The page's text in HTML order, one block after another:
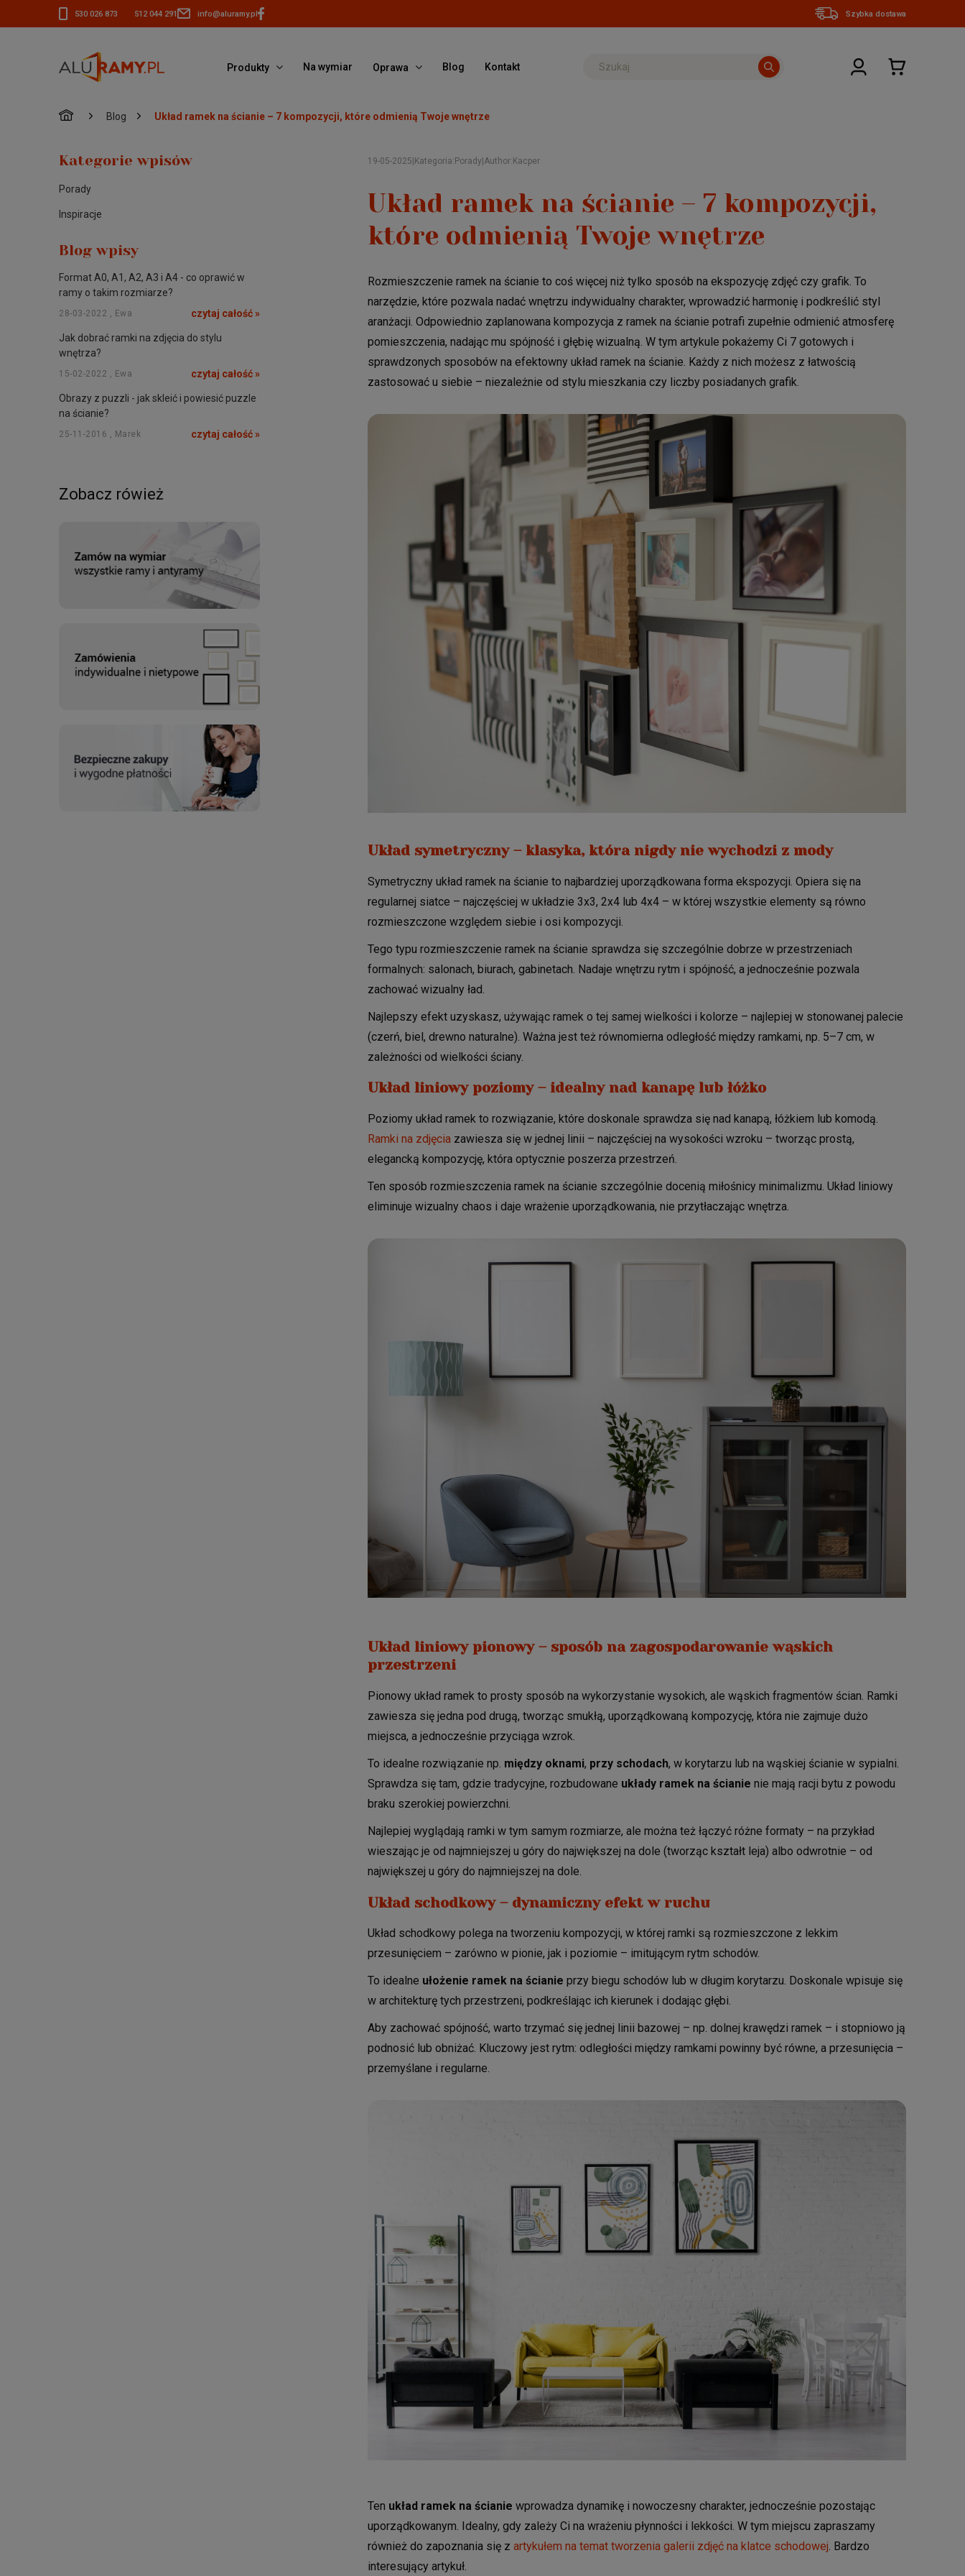
530 026 873 512 044 291 info@aluramy.pl Szybka dostawa
Produkty Na wymiar Oprawa Blog Kontakt
» Blog » Układ ramek na ścianie – 7 kompozycji, które odmienią Twoje wnętrze
Kategorie wpisów
Porady
Inspiracje
Blog wpisy
Format A0, A1, A2, A3 i A4 - co oprawić w
ramy o takim rozmiarze?
28-03-2022 , Ewa czytaj całość »
Jak dobrać ramki na zdjęcia do stylu
wnętrza?
15-02-2022 , Ewa czytaj całość »
Obrazy z puzzli - jak skleić i powiesić puzzle
na ścianie?
25-11-2016 , Marek czytaj całość »
Zobacz rówież
19-05-2025 Kategoria: Porady Author: Kacper
Układ ramek na ścianie – 7 kompozycji,
które odmienią Twoje wnętrze
Rozmieszczenie ramek na ścianie to coś więcej niż tylko sposób na ekspozycję zdjęć czy grafik. To
narzędzie, które pozwala nadać wnętrzu indywidualny charakter, wprowadzić harmonię i podkreślić styl
aranżacji. Odpowiednio zaplanowana kompozycja z ramek na ścianie potrafi zupełnie odmienić atmosferę
pomieszczenia, nadając mu spójność i głębię wizualną. W tym artykule pokażemy Ci 7 gotowych i
sprawdzonych sposobów na efektowny układ ramek na ścianie. Każdy z nich możesz z łatwością
zastosować u siebie – niezależnie od stylu mieszkania czy liczby posiadanych grafik.
Układ symetryczny – klasyka, która nigdy nie wychodzi z mody
Symetryczny układ ramek na ścianie to najbardziej uporządkowana forma ekspozycji. Opiera się na
regularnej siatce – najczęściej w układzie 3x3, 2x4 lub 4x4 – w której wszystkie elementy są równo
rozmieszczone względem siebie i osi kompozycji.
Tego typu rozmieszczenie ramek na ścianie sprawdza się szczególnie dobrze w przestrzeniach
formalnych: salonach, biurach, gabinetach. Nadaje wnętrzu rytm i spójność, a jednocześnie pozwala
zachować wizualny ład.
Najlepszy efekt uzyskasz, używając ramek o tej samej wielkości i kolorze – najlepiej w stonowanej palecie
(czerń, biel, drewno naturalne). Ważna jest też równomierna odległość między ramkami, np. 5–7 cm, w
zależności od wielkości ściany.
Układ liniowy poziomy – idealny nad kanapę lub łóżko
Poziomy układ ramek to rozwiązanie, które doskonale sprawdza się nad kanapą, łóżkiem lub komodą.
Ramki na zdjęcia zawiesza się w jednej linii – najczęściej na wysokości wzroku – tworząc prostą,
elegancką kompozycję, która optycznie poszerza przestrzeń.
Ten sposób rozmieszczenia ramek na ścianie szczególnie docenią miłośnicy minimalizmu. Układ liniowy
eliminuje wizualny chaos i daje wrażenie uporządkowania, nie przytłaczając wnętrza.
Układ liniowy pionowy – sposób na zagospodarowanie wąskich
przestrzeni
Pionowy układ ramek to prosty sposób na wykorzystanie wysokich, ale wąskich fragmentów ścian. Ramki
zawiesza się jedna pod drugą, tworząc smukłą, uporządkowaną kompozycję, która nie zajmuje dużo
miejsca, a jednocześnie przyciąga wzrok.
To idealne rozwiązanie np. między oknami, przy schodach, w korytarzu lub na wąskiej ścianie w sypialni.
Sprawdza się tam, gdzie tradycyjne, rozbudowane układy ramek na ścianie nie mają racji bytu z powodu
braku szerokiej powierzchni.
Najlepiej wyglądają ramki w tym samym rozmiarze, ale można też łączyć różne formaty – na przykład
wieszając je od najmniejszej u góry do największej na dole (tworząc kształt leja) albo odwrotnie – od
największej u góry do najmniejszej na dole.
Układ schodkowy – dynamiczny efekt w ruchu
Układ schodkowy polega na tworzeniu kompozycji, w której ramki są rozmieszczone z lekkim
przesunięciem – zarówno w pionie, jak i poziomie – imitującym rytm schodów.
To idealne ułożenie ramek na ścianie przy biegu schodów lub w długim korytarzu. Doskonale wpisuje się
w architekturę tych przestrzeni, podkreślając ich kierunek i dodając głębi.
Aby zachować spójność, warto trzymać się jednej linii bazowej – np. dolnej krawędzi ramek – i stopniowo ją
podnosić lub obniżać. Kluczowy jest rytm: odległości między ramkami powinny być równe, a przesunięcia –
przemyślane i regularne.
Ten układ ramek na ścianie wprowadza dynamikę i nowoczesny charakter, jednocześnie pozostając
uporządkowanym. Idealny, gdy zależy Ci na wrażeniu płynności i lekkości. W tym miejscu zapraszamy
również do zapoznania się z artykułem na temat tworzenia galerii zdjęć na klatce schodowej . Bardzo
interesujący artykuł.